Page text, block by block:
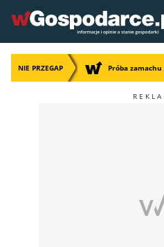
NIE PRZEGAP Próba